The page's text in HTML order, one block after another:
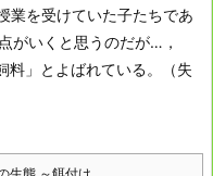
業を受けていた子たちであ
がいくと思うのだが…，
料」とよばれている。
（失